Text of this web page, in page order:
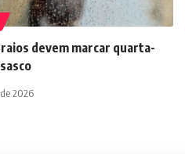
devem marcar quarta-
2026